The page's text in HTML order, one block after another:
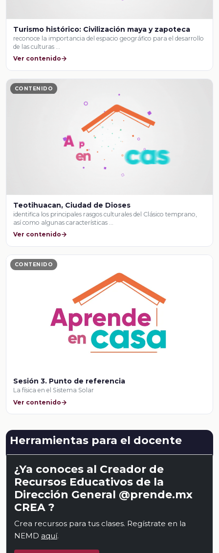
Turismo histórico: Civilización maya y zapoteca
reconoce la importancia del espacio geográfico para el desarrollo
de las culturas …
Ver contenido
CONTENIDO
Teotihuacan, Ciudad de Dioses
identifica los principales rasgos culturales del Clásico temprano,
así como algunas características …
Ver contenido
CONTENIDO
Sesión 3. Punto de referencia
La física en el Sistema Solar
Ver contenido
Herramientas para el docente
¿Ya conoces al Creador de
Recursos Educativos de la
Dirección General @prende.mx
CREA ?
Crea recursos para tus clases. Regístrate en la
NEMD aquí.